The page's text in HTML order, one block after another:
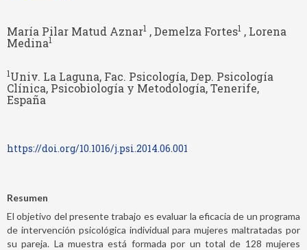
María Pilar Matud Aznar1 , Demelza Fortes1 , Lorena
Medina1
1Univ. La Laguna, Fac. Psicología, Dep. Psicología
Clínica, Psicobiología y Metodología, Tenerife,
España
https://doi.org/10.1016/j.psi.2014.06.001
Resumen
El objetivo del presente trabajo es evaluar la eficacia de un programa
de intervención psicológica individual para mujeres maltratadas por
su pareja. La muestra está formada por un total de 128 mujeres